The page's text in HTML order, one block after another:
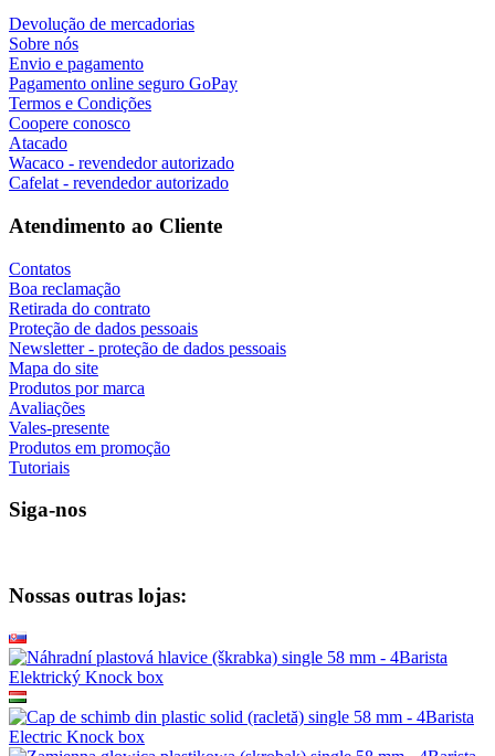
Devolução de mercadorias
Sobre nós
Envio e pagamento
Pagamento online seguro GoPay
Termos e Condições
Coopere conosco
Atacado
Wacaco - revendedor autorizado
Cafelat - revendedor autorizado
Atendimento ao Cliente
Contatos
Boa reclamação
Retirada do contrato
Proteção de dados pessoais
Newsletter - proteção de dados pessoais
Mapa do site
Produtos por marca
Avaliações
Vales-presente
Produtos em promoção
Tutoriais
Siga-nos
Nossas outras lojas: